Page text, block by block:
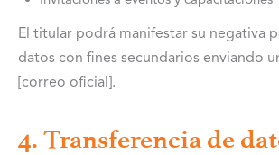
El titular podrá manifestar su negativa
datos con fines secundarios enviando
[correo oficial].
4. Transferencia de